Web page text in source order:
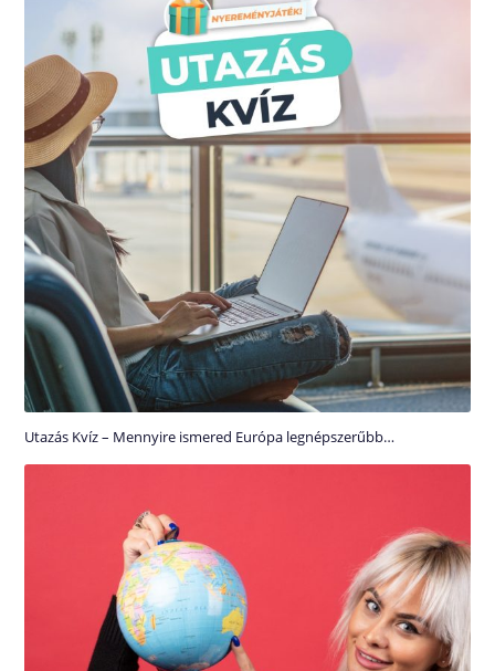
Utazás Kvíz – Mennyire ismered Európa legnépszerűbb…